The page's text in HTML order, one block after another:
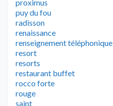
proximus
puy du fou
radisson
renaissance
renseignement téléphonique
resort
resorts
restaurant buffet
rocco forte
rouge
saint